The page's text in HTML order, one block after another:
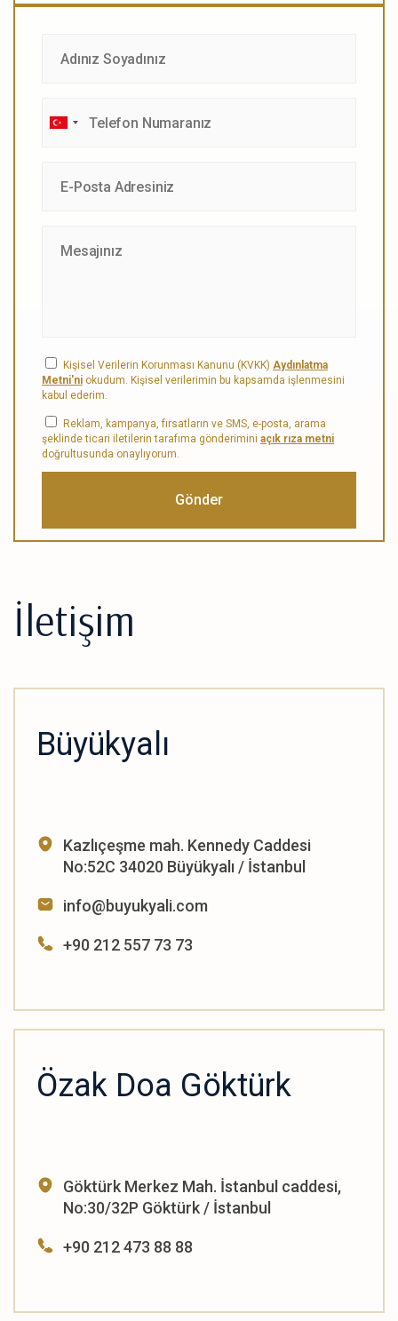
Kişisel Verilerin Korunması Kanunu (KVKK) Aydınlatma
Metni'ni okudum. Kişisel verilerimin bu kapsamda işlenmesini
kabul ederim.
Reklam, kampanya, fırsatların ve SMS, e-posta, arama
şeklinde ticari iletilerin tarafıma gönderimini açık rıza metni
doğrultusunda onaylıyorum.
İletişim
Büyükyalı
Kazlıçeşme mah. Kennedy Caddesi
No:52C 34020 Büyükyalı / İstanbul
info@buyukyali.com
+90 212 557 73 73
Özak Doa Göktürk
Göktürk Merkez Mah. İstanbul caddesi,
No:30/32P Göktürk / İstanbul
+90 212 473 88 88